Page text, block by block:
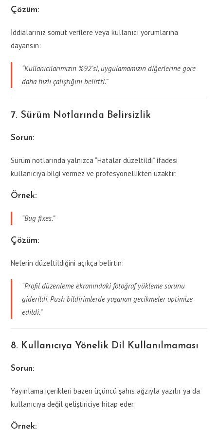
Çözüm:
İddialarınız somut verilere veya kullanıcı yorumlarına
dayansın:
“Kullanıcılarımızın %92’si, uygulamamızın diğerlerine göre
daha hızlı çalıştığını belirtti.”
7. Sürüm Notlarında Belirsizlik
Sorun:
Sürüm notlarında yalnızca “Hatalar düzeltildi” ifadesi
kullanıcıya bilgi vermez ve profesyonellikten uzaktır.
Örnek:
“Bug fixes.”
Çözüm:
Nelerin düzeltildiğini açıkça belirtin:
“Profil düzenleme ekranındaki fotoğraf yükleme sorunu
giderildi. Push bildirimlerde yaşanan gecikmeler optimize
edildi.”
8. Kullanıcıya Yönelik Dil Kullanılmaması
Sorun:
Yayınlama içerikleri bazen üçüncü şahıs ağzıyla yazılır ya da
kullanıcıya değil geliştiriciye hitap eder.
Örnek: